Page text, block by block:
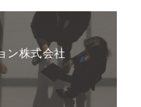
ン株式会社